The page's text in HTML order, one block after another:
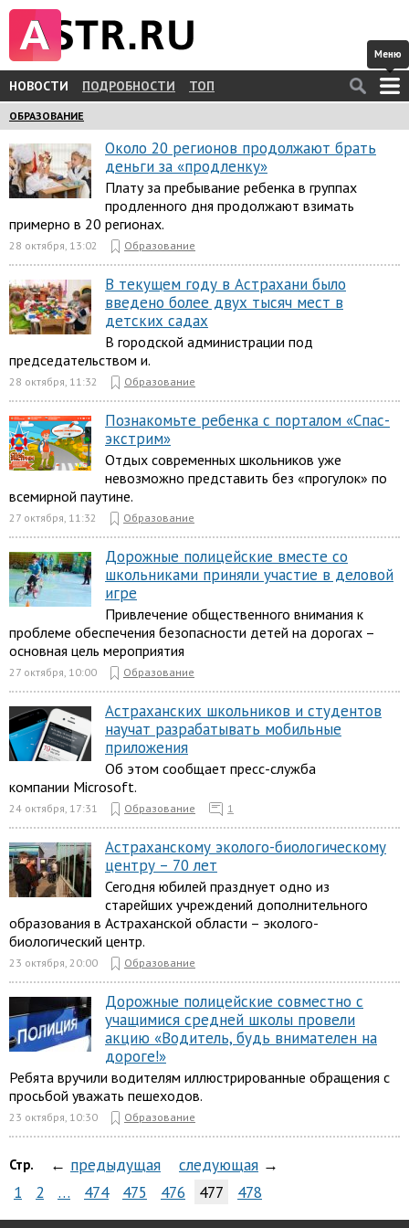
НОВОСТИ ПОДРОБНОСТИ ТОП
Меню
ОБРАЗОВАНИЕ
Около 20 регионов продолжают брать
деньги за «продленку»
Плату за пребывание ребенка в группах
продленного дня продолжают взимать
примерно в 20 регионах.
28 октября, 13:02 Образование
В текущем году в Астрахани было
введено более двух тысяч мест в
детских садах
В городской администрации под
председательством и.
28 октября, 11:32 Образование
Познакомьте ребенка с порталом «Спас-
экстрим»
Отдых современных школьников уже
невозможно представить без «прогулок» по
всемирной паутине.
27 октября, 11:32 Образование
Дорожные полицейские вместе со
школьниками приняли участие в деловой
игре
Привлечение общественного внимания к
проблеме обеспечения безопасности детей на дорогах –
основная цель мероприятия
27 октября, 10:00 Образование
Астраханских школьников и студентов
научат разрабатывать мобильные
приложения
Об этом сообщает пресс-служба
компании Microsoft.
24 октября, 17:31 Образование 1
Астраханскому эколого-биологическому
центру – 70 лет
Сегодня юбилей празднует одно из
старейших учреждений дополнительного
образования в Астраханской области – эколого-
биологический центр.
23 октября, 20:00 Образование
Дорожные полицейские совместно с
учащимися средней школы провели
акцию «Водитель, будь внимателен на
дороге!»
Ребята вручили водителям иллюстрированные обращения с
просьбой уважать пешеходов.
23 октября, 10:30 Образование
Стр. ← предыдущая следующая →
1
2 … 474 475 476 477 478